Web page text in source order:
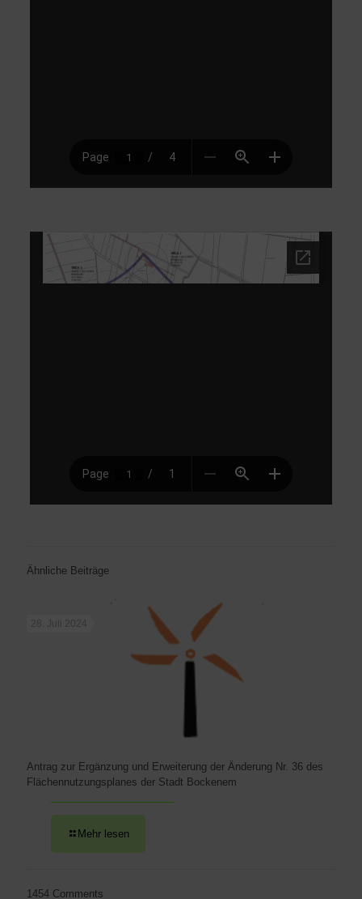
Ähnliche Beiträge
28. Juli 2024
Antrag zur Ergänzung und Erweiterung der Änderung Nr. 36 des
Flächennutzungsplanes der Stadt Bockenem
Mehr lesen
1454 Comments